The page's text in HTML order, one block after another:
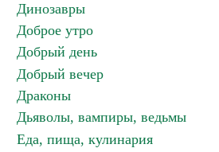
Динозавры
Доброе утро
Добрый день
Добрый вечер
Драконы
Дьяволы, вампиры, ведьмы
Еда, пища, кулинария